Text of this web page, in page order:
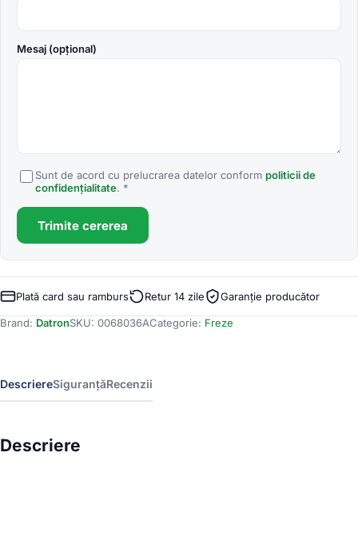
Mesaj (opțional)
Sunt de acord cu prelucrarea datelor conform politicii de
confidențialitate. *
Trimite cererea
Plată card sau ramburs Retur 14 zile Garanție producător
Brand: DatronSKU: 0068036ACategorie: Freze
DescriereSiguranțăRecenzii
Descriere